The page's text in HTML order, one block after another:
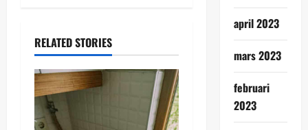
a
v
i
RELATED STORIES
april 2023
mars 2023
februari
2023